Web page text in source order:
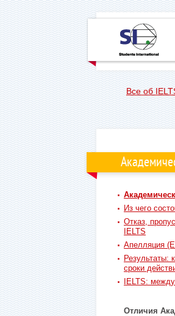
Все об
Из чего
Отказ,
IELTS
Апелляция
Результаты:
сроки
IELTS:
Отличия